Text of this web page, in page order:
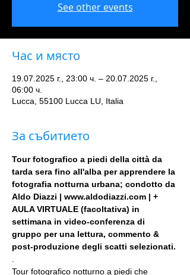
See other events
Час и място
19.07.2025 г., 23:00 ч. – 20.07.2025 г.,
06:00 ч.
Lucca, 55100 Lucca LU, Italia
За събитието
Tour fotografico a piedi della città da
tarda sera fino all'alba per apprendere la
fotografia notturna urbana; condotto da
Aldo Diazzi | www.aldodiazzi.com | +
AULA VIRTUALE (facoltativa) in
settimana in video-conferenza di
gruppo per una lettura, commento &
post-produzione degli scatti selezionati.
Tour fotografico notturno a piedi che